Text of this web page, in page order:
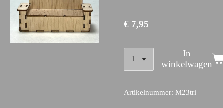
€ 7,95
In
winkelwagen
Artikelnummer: M23tri